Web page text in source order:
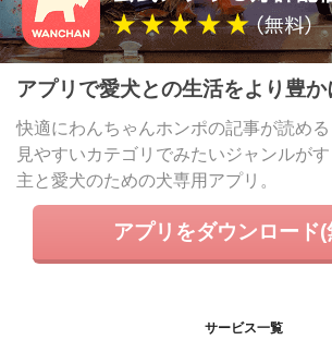
アプリで愛犬との生活をより豊か
快適にわんちゃんホンポの記事が読める
見やすいカテゴリでみたいジャンルが
主と愛犬のための犬専用アプリ。
アプリをダウンロード(
サービス一覧